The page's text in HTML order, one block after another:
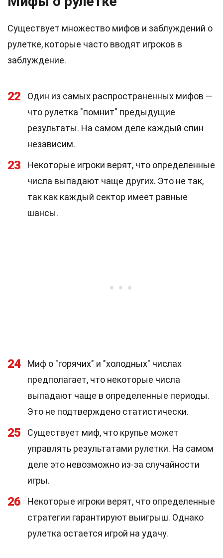
Существует множество мифов и заблуждений о
рулетке, которые часто вводят игроков в
заблуждение.
22
Один из самых распространенных мифов —
что рулетка "помнит" предыдущие
результаты. На самом деле каждый спин
независим.
23
Некоторые игроки верят, что определенные
числа выпадают чаще других. Это не так,
так как каждый сектор имеет равные
шансы.
24
Миф о "горячих" и "холодных" числах
предполагает, что некоторые числа
выпадают чаще в определенные периоды.
Это не подтверждено статистически.
25
Существует миф, что крупье может
управлять результатами рулетки. На самом
деле это невозможно из-за случайности
игры.
26
Некоторые игроки верят, что определенные
стратегии гарантируют выигрыш. Однако
рулетка остается игрой на удачу.